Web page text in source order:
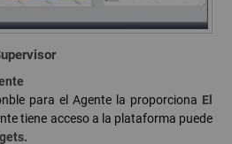
para el Agente la proporciona El
tiene acceso a la plataforma puede